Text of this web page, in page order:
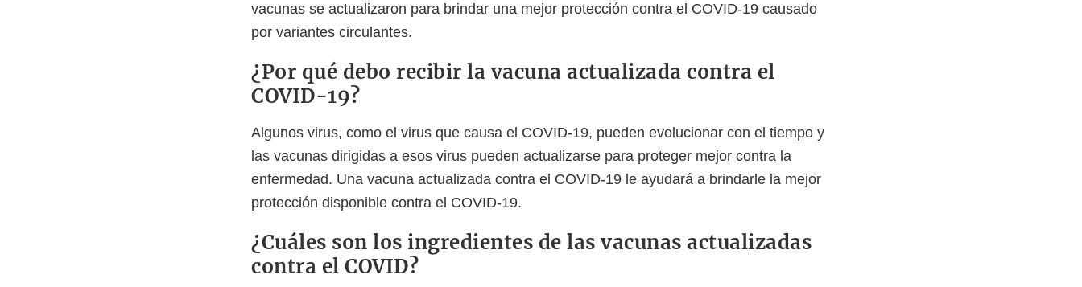
vacunas se actualizaron para brindar una mejor protección contra el COVID-19 causado
por variantes circulantes.
¿Por qué debo recibir la vacuna actualizada contra el
COVID-19?
Algunos virus, como el virus que causa el COVID-19, pueden evolucionar con el tiempo y
las vacunas dirigidas a esos virus pueden actualizarse para proteger mejor contra la
enfermedad. Una vacuna actualizada contra el COVID-19 le ayudará a brindarle la mejor
protección disponible contra el COVID-19.
¿Cuáles son los ingredientes de las vacunas actualizadas
contra el COVID?